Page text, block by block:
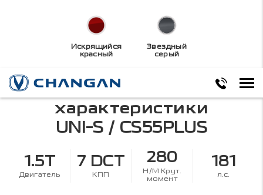
Искрящийся
красный
Звездный
серый
Технические
характеристики
UNI-S / CS55PLUS
1.5T
Двигатель
7 DCT
КПП
280
Н/М Крут.
момент
181
л.с.